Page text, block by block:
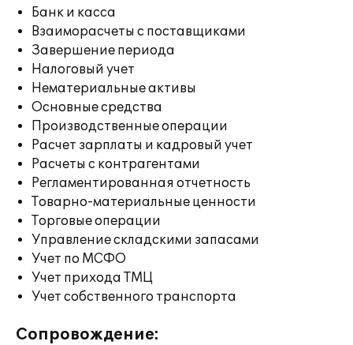
Банк и касса
Взаиморасчеты с поставщиками
Завершение периода
Налоговый учет
Нематериальные активы
Основные средства
Производственные операции
Расчет зарплаты и кадровый учет
Расчеты с контрагентами
Регламентированная отчетность
Товарно-материальные ценности
Торговые операции
Управление складскими запасами
Учет по МСФО
Учет прихода ТМЦ
Учет собственного транспорта
Сопровождение: